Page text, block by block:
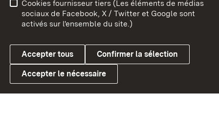
Link zum Landesportal
Conseils d'utilisation
Confidentialité
Cookies
Cookies fournisseur tiers (Les éléments de médias
sociaux de Facebook, X / Twitter et Google sont
activés sur l'ensemble du site.)
Accepter tous Confirmer la sélection
Accepter le nécessaire